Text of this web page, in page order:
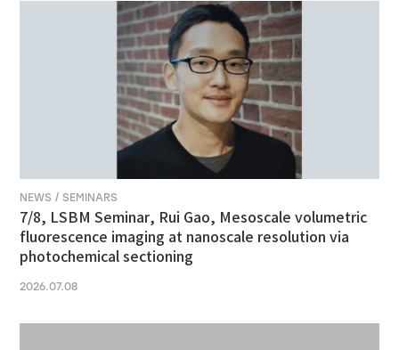
NEWS / SEMINARS
7/8, LSBM Seminar, Rui Gao, Mesoscale volumetric
fluorescence imaging at nanoscale resolution via
photochemical sectioning
2026.07.08